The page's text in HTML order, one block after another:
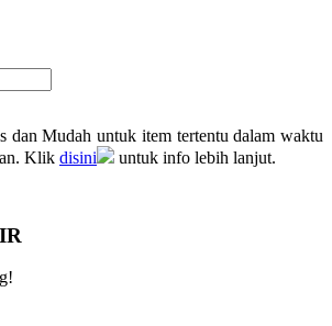
dan Mudah untuk item tertentu dalam waktu
Klik disini untuk info lebih lanjut.